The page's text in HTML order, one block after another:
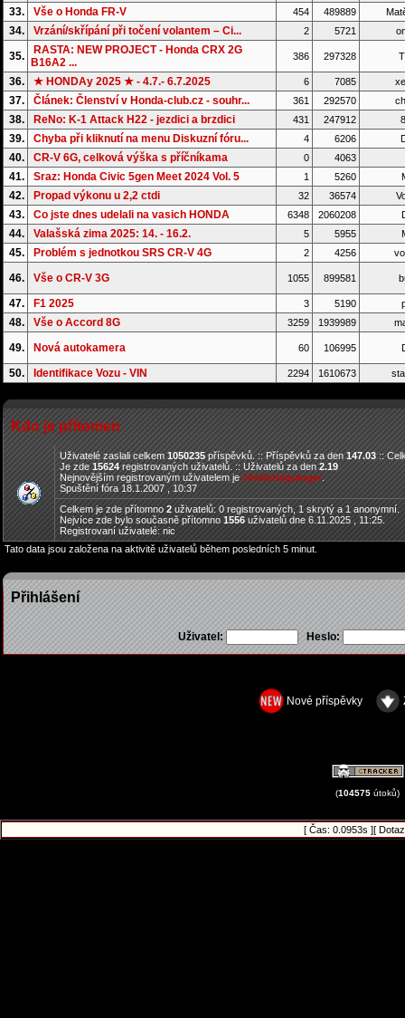
33. Vše o Honda FR-V 454 489889
34. Vrzání/skřípání při točení volantem – Ci... 2 5721
35.
RASTA: NEW PROJECT - Honda CRX 2G
B16A2 ...
386 297328
36. ★ HONDAy 2025 ★ - 4.7.- 6.7.2025 6 7085
37. Článek: Členství v Honda-club.cz - souhr... 361 292570
38. ReNo: K-1 Attack H22 - jezdici a brzdici 431 247912
39. Chyba při kliknutí na menu Diskuzní fóru... 4 6206
40. CR-V 6G, celková výška s příčníkama 0 4063
41. Sraz: Honda Civic 5gen Meet 2024 Vol. 5 1 5260
42. Propad výkonu u 2,2 ctdi 32 36574
43. Co jste dnes udelali na vasich HONDA 6348 2060208
44. Valašská zima 2025: 14. - 16.2. 5 5955
45. Problém s jednotkou SRS CR-V 4G 2 4256
46. Vše o CR-V 3G 1055 899581
47. F1 2025 3 5190
48. Vše o Accord 8G 3259 1939989
49. Nová autokamera 60 106995
50. Identifikace Vozu - VIN 2294 1610673
Kdo je přítomen
Uživatelé zaslali celkem1050235příspěvků. :: Příspěvků za den147.03::
Je zde15624registrovaných uživatelů. :: Uživatelů za den2.19
Nejnovějším registrovaným uživatelem jecharlottegranger.
Spuštění fóra 18.1.2007 , 10:37
Celkem je zde přítomno 2 uživatelů: 0 registrovaných, 1 skrytý a 1
Nejvíce zde bylo současně přítomno 1556 uživatelů dne 6.11.2025 , 11:25.
Registrovaní uživatelé: nic
Tato data jsou založena na aktivitě uživatelů během posledních 5 minut.
Přihlášení
Uživatel: Heslo:
Nové příspěvky
(104575 útoků)
[ Čas: 0.0953s ][